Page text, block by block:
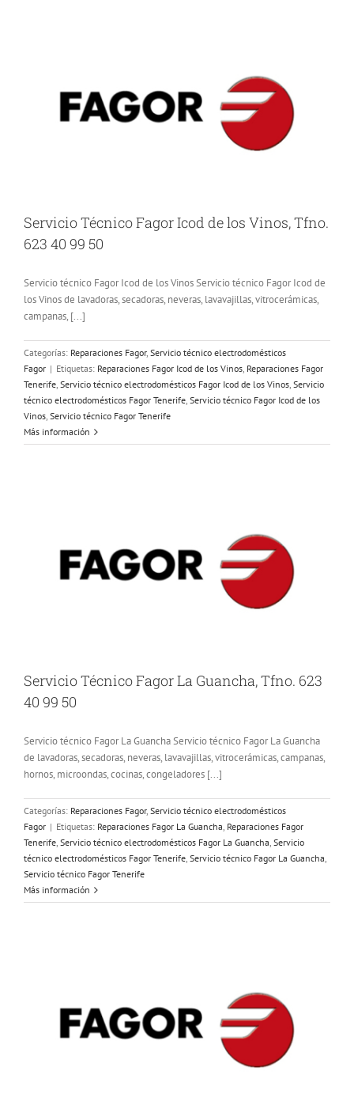
Servicio Técnico Fagor Icod de los Vinos, Tfno.
623 40 99 50
Servicio técnico Fagor Icod de los Vinos Servicio técnico Fagor Icod de
los Vinos de lavadoras, secadoras, neveras, lavavajillas, vitrocerámicas,
campanas, [...]
Categorías: Reparaciones Fagor, Servicio técnico electrodomésticos
Fagor | Etiquetas: Reparaciones Fagor Icod de los Vinos, Reparaciones Fagor
Tenerife, Servicio técnico electrodomésticos Fagor Icod de los Vinos, Servicio
técnico electrodomésticos Fagor Tenerife, Servicio técnico Fagor Icod de los
Vinos, Servicio técnico Fagor Tenerife
Más información
Servicio Técnico Fagor La Guancha, Tfno. 623
40 99 50
Servicio técnico Fagor La Guancha Servicio técnico Fagor La Guancha
de lavadoras, secadoras, neveras, lavavajillas, vitrocerámicas, campanas,
hornos, microondas, cocinas, congeladores [...]
Categorías: Reparaciones Fagor, Servicio técnico electrodomésticos
Fagor | Etiquetas: Reparaciones Fagor La Guancha, Reparaciones Fagor
Tenerife, Servicio técnico electrodomésticos Fagor La Guancha, Servicio
técnico electrodomésticos Fagor Tenerife, Servicio técnico Fagor La Guancha,
Servicio técnico Fagor Tenerife
Más información